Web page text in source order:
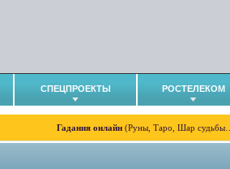
СПЕЦПРОЕКТЫ РОСТЕЛЕКОМ
Гадания онлайн (Руны, Таро, Шар